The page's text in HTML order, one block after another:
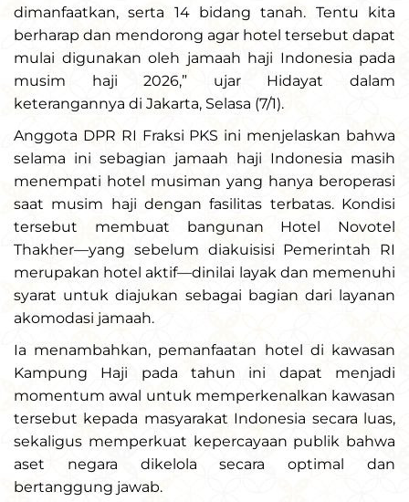
dimanfaatkan, serta 14 bidang tanah. Tentu kita
berharap dan mendorong agar hotel tersebut dapat
mulai digunakan oleh jamaah haji Indonesia pada
musim haji 2026,” ujar Hidayat dalam
keterangannya di Jakarta, Selasa (7/1).
Anggota DPR RI Fraksi PKS ini menjelaskan bahwa
selama ini sebagian jamaah haji Indonesia masih
menempati hotel musiman yang hanya beroperasi
saat musim haji dengan fasilitas terbatas. Kondisi
tersebut membuat bangunan Hotel Novotel
Thakher—yang sebelum diakuisisi Pemerintah RI
merupakan hotel aktif—dinilai layak dan memenuhi
syarat untuk diajukan sebagai bagian dari layanan
akomodasi jamaah.
Ia menambahkan, pemanfaatan hotel di kawasan
Kampung Haji pada tahun ini dapat menjadi
momentum awal untuk memperkenalkan kawasan
tersebut kepada masyarakat Indonesia secara luas,
sekaligus memperkuat kepercayaan publik bahwa
aset negara dikelola secara optimal dan
bertanggung jawab.